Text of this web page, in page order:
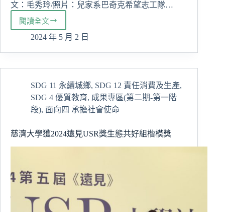
文：毛秀玲/照片：兒家系巴奇克希望志工隊…
閱讀全文
你
們
全
慈
濟
大
哥
親
筆
暖
2024 年 5 月 2 日
SDG 11 永續城鄉, SDG 12 責任消費及生產,
SDG 4 優質教育, 成果專區(第二期-第一階
段), 面向四 承擔社會使命
慈濟大學獲2024遠見USR獎生態共好組楷模獎